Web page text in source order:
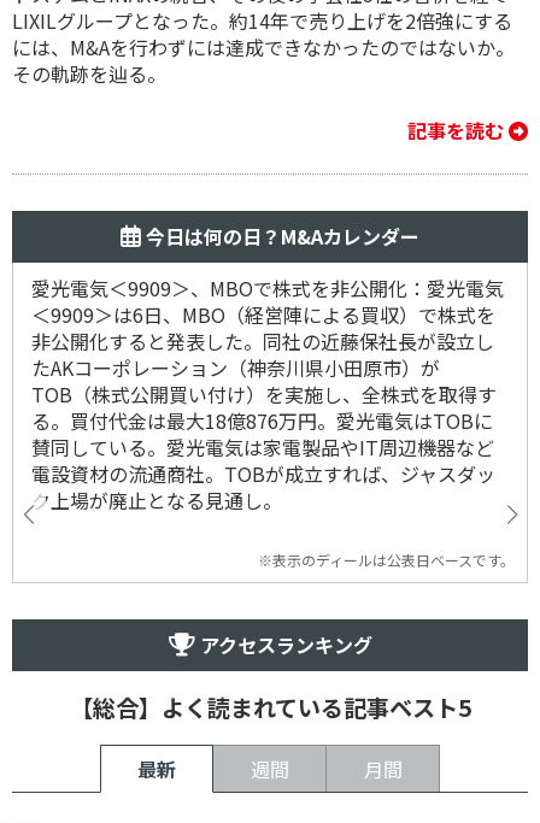
LIXILグループとなった。約14年で売り上げを2倍強にする
には、M&Aを行わずには達成できなかったのではないか。
その軌跡を辿る。
記事を読む
今日は何の日？M&Aカレンダー
愛光電気＜9909＞、MBOで株式を非公開化：愛光電気
＜9909＞は6日、MBO（経営陣による買収）で株式を
非公開化すると発表した。同社の近藤保社長が設立し
たAKコーポレーション（神奈川県小田原市）が
TOB（株式公開買い付け）を実施し、全株式を取得す
る。買付代金は最大18億876万円。愛光電気はTOBに
賛同している。愛光電気は家電製品やIT周辺機器など
電設資材の流通商社。TOBが成立すれば、ジャスダッ
ク上場が廃止となる見通し。
※表示のディールは公表日ベースです。
アクセスランキング
【総合】よく読まれている記事ベスト5
最新 週間 月間